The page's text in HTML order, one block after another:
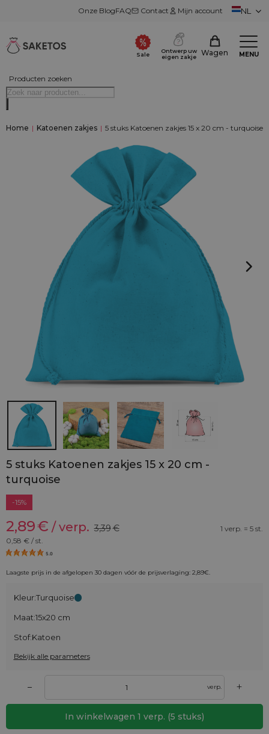
Onze BlogFAQ Contact Mijn account NL
Producten zoeken
Sale
Ontwerp uw
eigen zakje
Wagen MENU
Home | Katoenen zakjes | 5 stuks Katoenen zakjes 15 x 20 cm - turquoise
5 stuks Katoenen zakjes 15 x 20 cm -
turquoise
-15%
2,89€ / verp. 3,39€
1 verp. = 5 st.
0,58 € / st.
5.0
Laagste prijs in de afgelopen 30 dagen vóór de prijsverlaging: 2,89€.
Kleur:Turquoise
Maat:15x20 cm
Stof:Katoen
Bekijk alle parameters
– verp. +
In winkelwagen 1 verp. (5 stuks)